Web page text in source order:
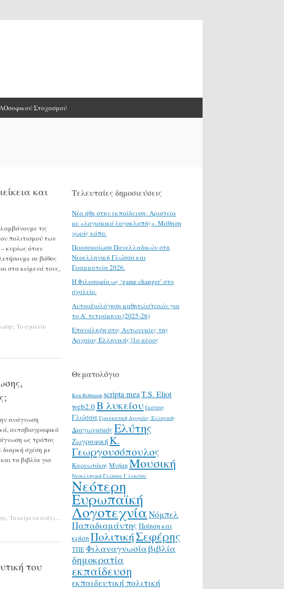
Στοχασμού
και
τις
πολιτισμού των
κυρίως όταν
σε βάθος
στα κείμενά τους,
Το σχολείο
ανάγνωση
αυτοβιογραφικό
ως τρόπος
διαρκή σχέση με
τα βιβλία για
Το κείμενο σώζει...
του
Τελευταίες δημοσιεύσεις
Νέα ήθη στην εκπαίδευση: Αριστεία
με «λογισμικό λογοκλοπής». Μάθηση
χωρίς κόπο.
Προσομοίωση Πανελλαδικών στη
Νεοελληνική Γλώσσα και
Γραμματεία 2026.
H Φιλοσοφία ως ‘game changer’ στο
σχολείο.
Αυτοαξιολόγηση μαθητών/τριών για
το Α΄ τετράμηνο (2025-26)
Επανάληψη στις Αντωνυμίες της
Αρχαίας Ελληνικής |1ο μέρος
Θεματολόγιο
Ken Robinson scripta meaT.S. Eliot
web2.0 Β λυκείου Γκάτσος
Γλώσσα Γραμματική Αρχαίας Ελληνικής
ΔιαγωνισμόςΕλύτης
Ζωγραφική Κ.
Γεωργουσόπουλος
ΚαρυωτάκηςΜνήμηΜουσική
Νεοελληνική Γλώσσα Γ λυκείου
Νεότερη
Ευρωπαϊκή
ΛογοτεχνίαΝόμπελ
Παπαδιαμάντης Ποίηση και
κρίση ΠολιτικήΣεφέρης
ΤΠΕΦιλαναγνωσίαβιβλία
δημοκρατία
εκπαίδευση
εκπαιδευτική πολιτική